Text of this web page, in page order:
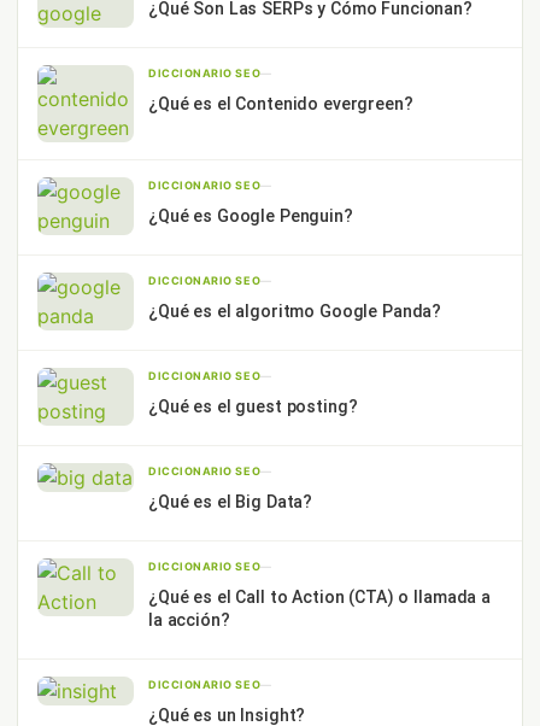
¿Qué Son Las SERPs y Cómo Funcionan?
DICCIONARIO SEO—
¿Qué es el Contenido evergreen?
DICCIONARIO SEO—
¿Qué es Google Penguin?
DICCIONARIO SEO—
¿Qué es el algoritmo Google Panda?
DICCIONARIO SEO—
¿Qué es el guest posting?
DICCIONARIO SEO—
¿Qué es el Big Data?
DICCIONARIO SEO—
¿Qué es el Call to Action (CTA) o llamada a
la acción?
DICCIONARIO SEO—
¿Qué es un Insight?